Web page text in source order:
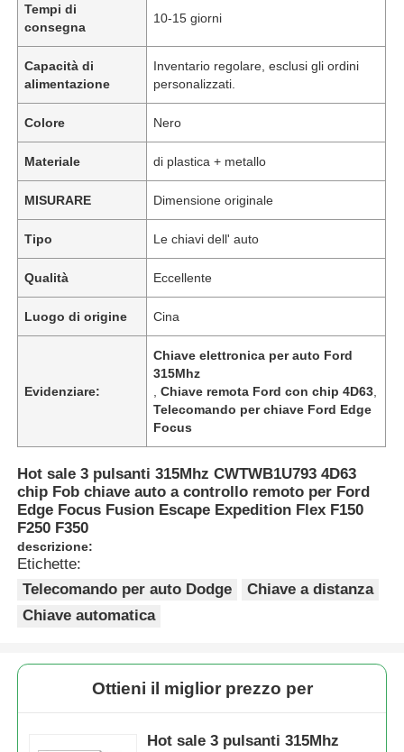
Tempi di
consegna
10-15 giorni
Capacità di
alimentazione
Inventario regolare, esclusi gli ordini
personalizzati.
Colore Nero
Materiale di plastica + metallo
MISURARE Dimensione originale
Tipo Le chiavi dell' auto
Qualità Eccellente
Luogo di origine Cina
Evidenziare:
Chiave elettronica per auto Ford
315Mhz
,Chiave remota Ford con chip 4D63
Telecomando per chiave Ford Edge
Focus
Hot sale 3 pulsanti 315Mhz CWTWB1U793 4D63
chip Fob chiave auto a controllo remoto per Ford
Edge Focus Fusion Escape Expedition Flex F150
F250 F350
descrizione:
Etichette:
Telecomando per auto Dodge
Chiave a distanza
Chiave automatica
Ottieni il miglior prezzo per
Hot sale 3 pulsanti 315Mhz